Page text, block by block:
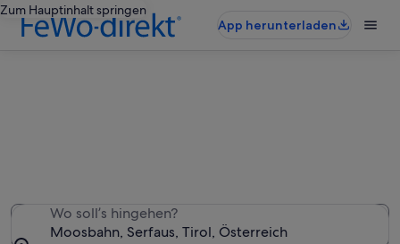
Zum Hauptinhalt springen
App herunterladen
Wo soll’s hingehen?
Moosbahn, Serfaus, Tirol, Österreich